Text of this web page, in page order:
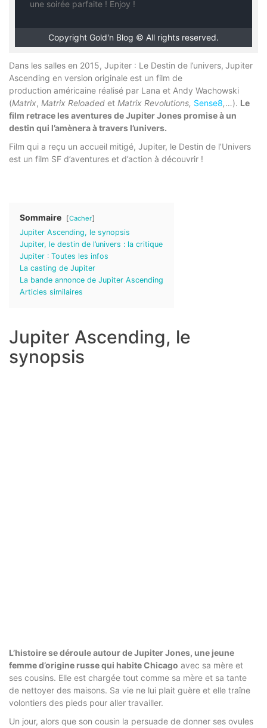
une soirée parfaite ! Enjoy !
Copyright Gold'n Blog © All rights reserved.
Dans les salles en 2015, Jupiter : Le Destin de l’univers, Jupiter
Ascending en version originale est un film de
production américaine réalisé par Lana et Andy Wachowski
(Matrix, Matrix Reloaded et Matrix Revolutions, Sense8,…). Le
film retrace les aventures de Jupiter Jones promise à un
destin qui l’amènera à travers l’univers.
Film qui a reçu un accueil mitigé, Jupiter, le Destin de l’Univers
est un film SF d’aventures et d’action à découvrir !
Sommaire Cacher
Jupiter Ascending, le synopsis
Jupiter, le destin de l’univers : la critique
Jupiter : Toutes les infos
La casting de Jupiter
La bande annonce de Jupiter Ascending
Articles similaires
Jupiter Ascending, le
synopsis
L’histoire se déroule autour de Jupiter Jones, une jeune
femme d’origine russe qui habite Chicago avec sa mère et
ses cousins. Elle est chargée tout comme sa mère et sa tante
de nettoyer des maisons. Sa vie ne lui plait guère et elle traîne
volontiers des pieds pour aller travailler.
Un jour, alors que son cousin la persuade de donner ses ovules